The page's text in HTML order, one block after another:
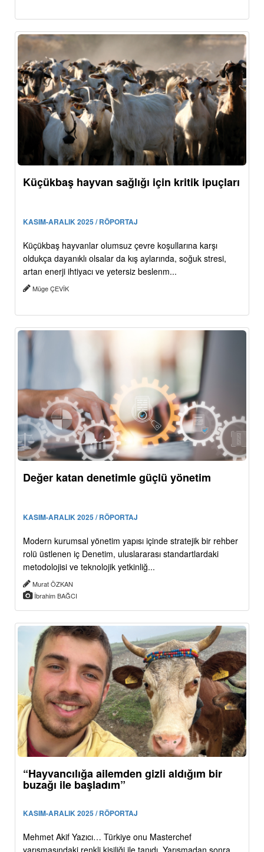
Küçükbaş hayvan sağlığı için kritik ipuçları
KASIM-ARALIK 2025 / RÖPORTAJ
Küçükbaş hayvanlar olumsuz çevre koşullarına karşı
oldukça dayanıklı olsalar da kış aylarında, soğuk stresi,
artan enerji ihtiyacı ve yetersiz beslenm...
Müge ÇEVİK
Değer katan denetimle güçlü yönetim
KASIM-ARALIK 2025 / RÖPORTAJ
Modern kurumsal yönetim yapısı içinde stratejik bir rehber
rolü üstlenen iç Denetim, uluslararası standartlardaki
metodolojisi ve teknolojik yetkinliğ...
Murat ÖZKAN
İbrahim BAĞCI
“Hayvancılığa ailemden gizli aldığım bir
buzağı ile başladım”
KASIM-ARALIK 2025 / RÖPORTAJ
Mehmet Akif Yazıcı… Türkiye onu Masterchef
yarışmasındaki renkli kişiliği ile tanıdı. Yarışmadan sonra